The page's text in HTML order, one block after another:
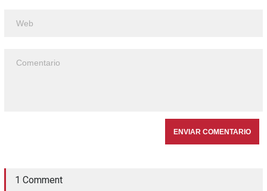
1 Comment